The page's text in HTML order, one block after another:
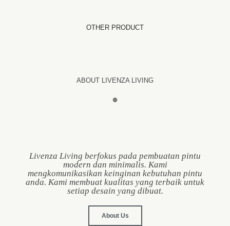
OTHER PRODUCT
ABOUT LIVENZA LIVING
●
Livenza Living berfokus pada pembuatan pintu
modern dan minimalis. Kami
mengkomunikasikan keinginan kebutuhan pintu
anda. Kami membuat kualitas yang terbaik untuk
setiap desain yang dibuat.
About Us